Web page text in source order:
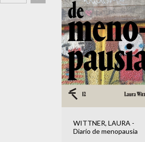
WITTNER, LAURA -
Diario de menopausia